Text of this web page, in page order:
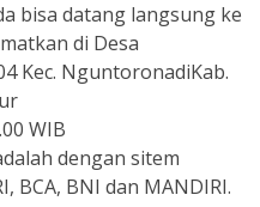
bisa datang langsung ke
di Desa
Kec. NguntoronadiKab.
WIB
dengan sitem
BCA, BNI dan MANDIRI.